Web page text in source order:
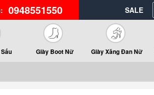
0948551550 SALE
Giày Boot Nữ Giày Xăng Đan Nữ